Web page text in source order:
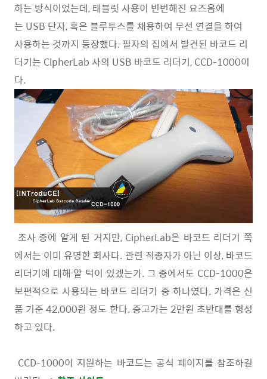
하는 방식이었는데, 태블릿 사용이 빈번해진 요즈음에
는 USB 단자, 혹은 블루투스를 채용하여 무선 연결을 하여
사용하는 것까지 등장했다. 필자의 집에서 발견된 바코드 리
더기는 CipherLab 사의 USB 바코드 리더기, CCD-1000이
다.
조사 중에 알게 된 거지만, CipherLab은 바코드 리더기 쪽
에서는 이미 유명한 회사다. 관련 직종자가 아닌 이상, 바코드
리더기에 대해 알 턱이 있겠는가. 그 중에서도 CCD-1000은
보편적으로 사용되는 바코드 리더기 중 하나였다. 가격은 신
품 기준 42,000원 정도 한다. 중고가는 2만원 초반대를 형성
하고 있다.
CCD-1000이 지원하는 바코드는 공식 페이지를 참조하길